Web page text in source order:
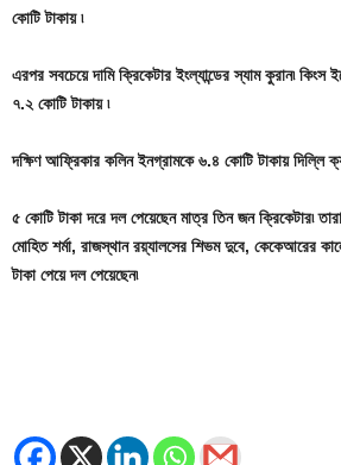
কোটি টাকায় ৷
এরপর সবচেয়ে দামি ক্রিকেটার ইংল্যান্ডের স্যাম কুরান৷ কিংস
৭.২ কোটি টাকায় ৷
দক্ষিণ আফ্রিকার কলিন ইনগ্রামকে ৬.৪ কোটি টাকায় দিল্লি
৫ কোটি টাকা দরে দল পেয়েছেন মাত্র তিন জন ক্রিকেটার৷
মোহিত শর্মা, রাজস্থান রয়্যালসের শিভম দুবে, কেকেআরের
টাকা পেয়ে দল পেয়েছেন৷